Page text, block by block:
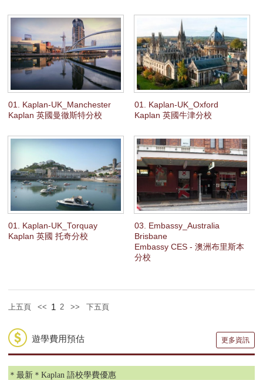
01. Kaplan-UK_Manchester
Kaplan 英國曼徹斯特分校
01. Kaplan-UK_Oxford
Kaplan 英國牛津分校
01. Kaplan-UK_Torquay
Kaplan 英國 托奇分校
03. Embassy_Australia
Brisbane
Embassy CES - 澳洲布里斯本
分校
上五頁 << 1 2 >> 下五頁
遊學費用預估 更多資訊
＊最新＊Kaplan 語校學費優惠